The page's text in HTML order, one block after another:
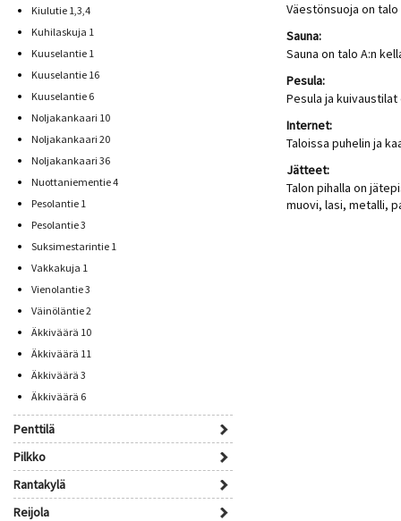
Kiulutie 1,3,4
Kuhilaskuja 1
Kuuselantie 1
Kuuselantie 16
Kuuselantie 6
Noljakankaari 10
Noljakankaari 20
Noljakankaari 36
Nuottaniementie 4
Pesolantie 1
Pesolantie 3
Suksimestarintie 1
Vakkakuja 1
Vienolantie 3
Väinöläntie 2
Äkkiväärä 10
Äkkiväärä 11
Äkkiväärä 3
Äkkiväärä 6
Penttilä
Pilkko
Rantakylä
Reijola
Väestönsuoja on
Sauna:
Sauna on talo A:n
Pesula:
Pesula ja
Internet:
Taloissa puhelin ja
Jätteet:
Talon pihalla on
muovi, lasi, metalli,